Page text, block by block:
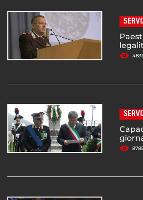
4831